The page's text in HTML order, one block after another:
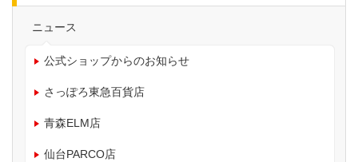
ニュース
公式ショップからのお知らせ
さっぽろ東急百貨店
青森ELM店
仙台PARCO店